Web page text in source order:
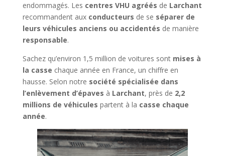
endommagés. Les centres VHU agréés de Larchant
recommandent aux conducteurs de se séparer de
leurs véhicules anciens ou accidentés de manière
responsable.
Sachez qu’environ 1,5 million de voitures sont mises à
la casse chaque année en France, un chiffre en
hausse. Selon notre société spécialisée dans
l’enlèvement d’épaves à Larchant, près de 2,2
millions de véhicules partent à la casse chaque
année.